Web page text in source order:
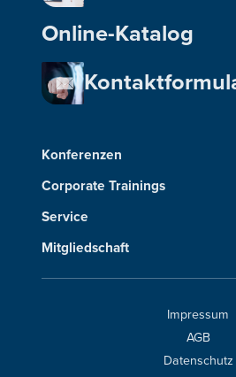
Online-Katalog
Konferenzen
Corporate Trainings
Service
Mitgliedschaft
Impressum
AGB
Datenschutz